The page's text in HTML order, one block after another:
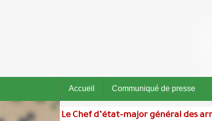
Accueil Communiqué de presse
Le Chef d’état-major général des